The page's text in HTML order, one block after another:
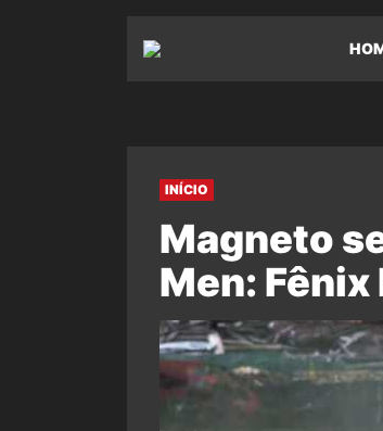
INÍCIO
Magneto
Men: Fênix